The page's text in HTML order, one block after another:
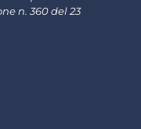
n. 360 del 23